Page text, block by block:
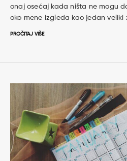
onaj osećaj kada ništa ne mogu
oko mene izgleda kao jedan veliki
PROČITAJ VIŠE